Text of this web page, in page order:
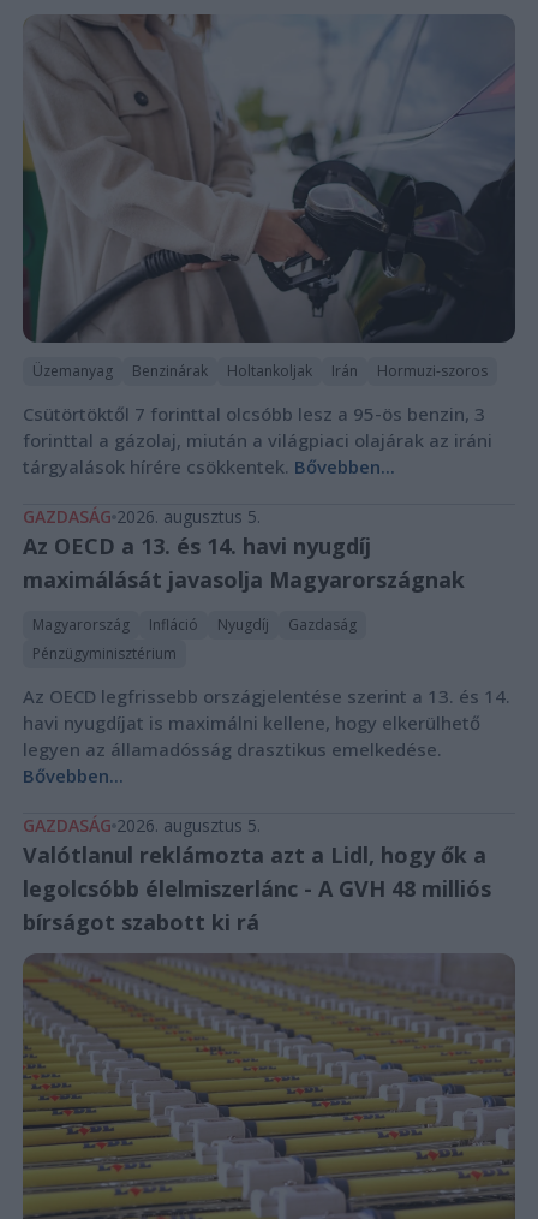
Üzemanyag Benzinárak Holtankoljak Irán Hormuzi-szoros
Csütörtöktől 7 forinttal olcsóbb lesz a 95-ös benzin, 3
forinttal a gázolaj, miután a világpiaci olajárak az iráni
tárgyalások hírére csökkentek. Bővebben...
GAZDASÁG 2026. augusztus 5.
Az OECD a 13. és 14. havi nyugdíj
maximálását javasolja Magyarországnak
Magyarország Infláció Nyugdíj
Gazdaság
Pénzügyminisztérium
Az OECD legfrissebb országjelentése szerint a 13. és 14.
havi nyugdíjat is maximálni kellene, hogy elkerülhető
legyen az államadósság drasztikus emelkedése.
Bővebben...
GAZDASÁG 2026. augusztus 5.
Valótlanul reklámozta azt a Lidl, hogy ők a
legolcsóbb élelmiszerlánc - A GVH 48 milliós
bírságot szabott ki rá